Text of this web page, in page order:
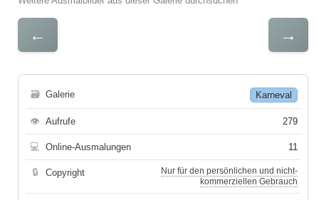
← →
🗃 Galerie Karneval
👁 Aufrufe 279
💻 Online-Ausmalungen 11
🔒 Copyright
Nur für den persönlichen und nicht-
kommerziellen Gebrauch